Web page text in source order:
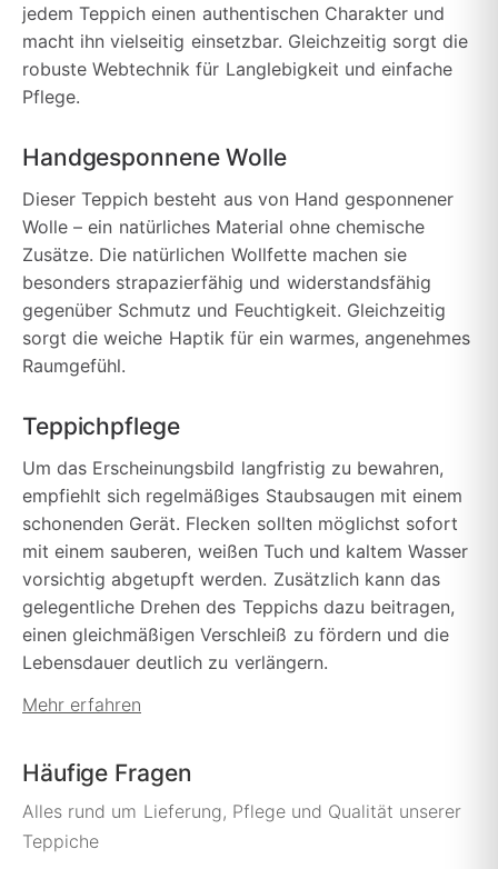
jedem Teppich einen authentischen Charakter und
macht ihn vielseitig einsetzbar. Gleichzeitig sorgt die
robuste Webtechnik für Langlebigkeit und einfache
Pflege.
Handgesponnene Wolle
Dieser Teppich besteht aus von Hand gesponnener
Wolle – ein natürliches Material ohne chemische
Zusätze. Die natürlichen Wollfette machen sie
besonders strapazierfähig und widerstandsfähig
gegenüber Schmutz und Feuchtigkeit. Gleichzeitig
sorgt die weiche Haptik für ein warmes, angenehmes
Raumgefühl.
Teppichpflege
Um das Erscheinungsbild langfristig zu bewahren,
empfiehlt sich regelmäßiges Staubsaugen mit einem
schonenden Gerät. Flecken sollten möglichst sofort
mit einem sauberen, weißen Tuch und kaltem Wasser
vorsichtig abgetupft werden. Zusätzlich kann das
gelegentliche Drehen des Teppichs dazu beitragen,
einen gleichmäßigen Verschleiß zu fördern und die
Lebensdauer deutlich zu verlängern.
Mehr erfahren
Häufige Fragen
Alles rund um Lieferung, Pflege und Qualität unserer
Teppiche